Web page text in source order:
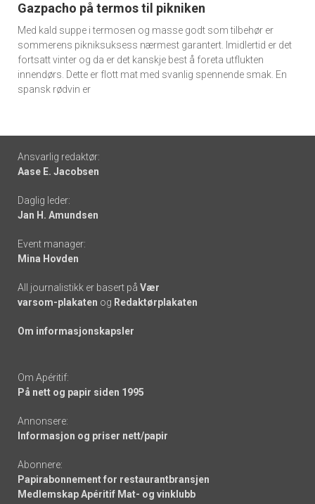
Gazpacho på termos til pikniken
Med kald suppe i termosen og masse godt som tilbehør er
sommerens pikniksuksess nærmest garantert. Imidlertid er det
fortsatt vinter og da er det kanskje best å foreta utflukten
innendørs. Dette er flott mat med svanlig spennende smak. En
spansk rødvin er
Footer
-
links
Ansvarlig redaktør:
Aase E. Jacobsen
Daglig leder:
Jan H. Amundsen
Event manager:
Mina Hovden
All journalistikk er basert på Vær
varsom-plakaten og Redaktørplakaten
Om informasjonskapsler
Om Apéritif:
På nett og papir siden 1995
Annonsere:
Informasjon og priser nett/papir
Abonnere:
Papirabonnement for restaurantbransjen
Medlemskap Apéritif Mat- og vinklubb